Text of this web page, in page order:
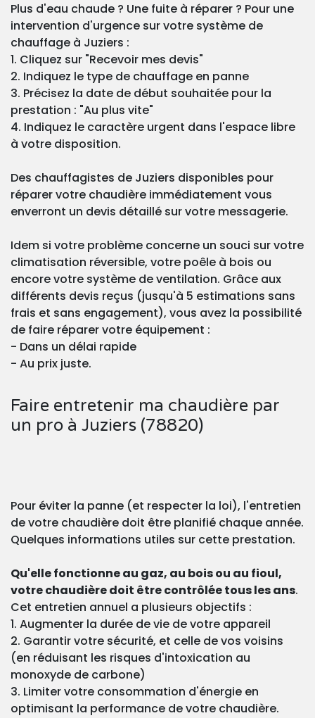
Plus d'eau chaude ? Une fuite à réparer ? Pour une
intervention d'urgence sur votre système de
chauffage à Juziers :
1. Cliquez sur "Recevoir mes devis"
2. Indiquez le type de chauffage en panne
3. Précisez la date de début souhaitée pour la
prestation : "Au plus vite"
4. Indiquez le caractère urgent dans l'espace libre
à votre disposition.
Des chauffagistes de Juziers disponibles pour
réparer votre chaudière immédiatement vous
enverront un devis détaillé sur votre messagerie.
Idem si votre problème concerne un souci sur votre
climatisation réversible, votre poêle à bois ou
encore votre système de ventilation. Grâce aux
différents devis reçus (jusqu'à 5 estimations sans
frais et sans engagement), vous avez la possibilité
de faire réparer votre équipement :
- Dans un délai rapide
- Au prix juste.
Faire entretenir ma chaudière par
un pro à Juziers (78820)
Pour éviter la panne (et respecter la loi), l'entretien
de votre chaudière doit être planifié chaque année.
Quelques informations utiles sur cette prestation.
Qu'elle fonctionne au gaz, au bois ou au fioul,
votre chaudière doit être contrôlée tous les ans.
Cet entretien annuel a plusieurs objectifs :
1. Augmenter la durée de vie de votre appareil
2. Garantir votre sécurité, et celle de vos voisins
(en réduisant les risques d'intoxication au
monoxyde de carbone)
3. Limiter votre consommation d'énergie en
optimisant la performance de votre chaudière.